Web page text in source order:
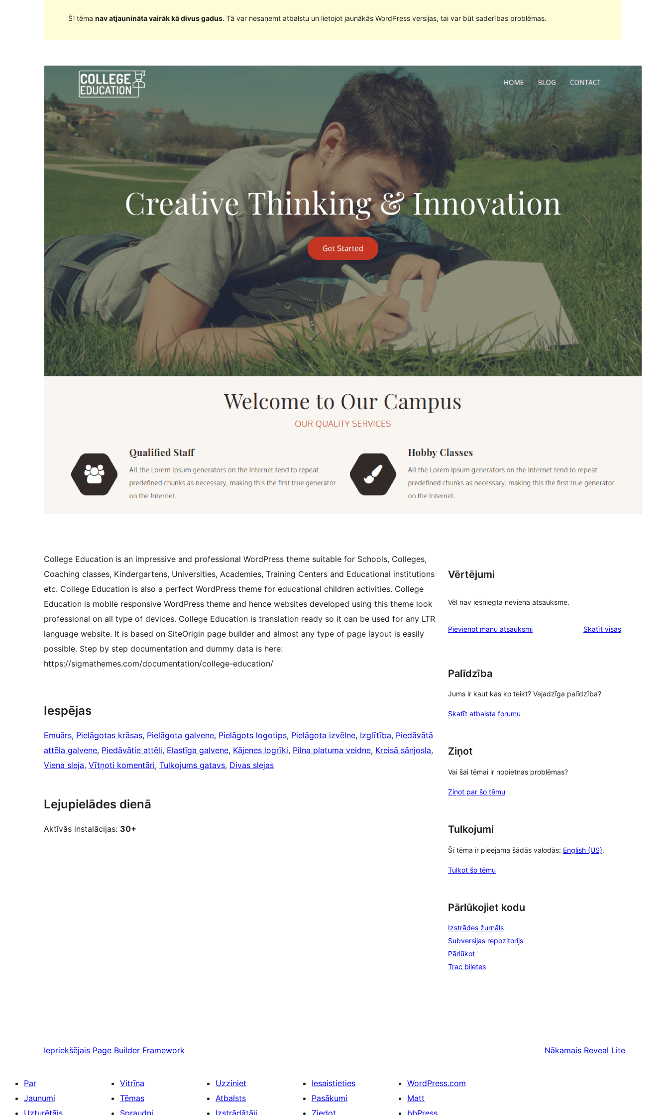
Šī tēma nav atjaunināta vairāk kā divus gadus. Tā var nesaņemt atbalstu un lietojot jaunākās WordPress versijas, tai var būt saderības problēmas.
Pārskati Lejupielādēt
1.1.2
Pēdējoreiz atjaunināts
31 marts, 2022
Aktīvas instalācijas
WordPress versija
PHP versija
Tēmas sākumlapa
College Education is an impressive and professional WordPress theme suitable for Schools, Colleges,
Coaching classes, Kindergartens, Universities, Academies, Training Centers and Educational institutions
etc. College Education is also a perfect WordPress theme for educational children activities. College
Education is mobile responsive WordPress theme and hence websites developed using this theme look
professional on all type of devices. College Education is translation ready so it can be used for any LTR
language website. It is based on SiteOrigin page builder and almost any type of page layout is easily
possible. Step by step documentation and dummy data is here:
https://sigmathemes.com/documentation/college-education/
Iespējas
Emuārs, Pielāgotas krāsas, Pielāgota galvene, Pielāgots logotips, Pielāgota izvēlne, Izglītība, Piedāvātā
attēla galvene, Piedāvātie attēli, Elastīga galvene, Kājenes logrīki, Pilna platuma veidne, Kreisā sānjosla
Viena sleja, Vītņoti komentāri, Tulkojums gatavs, Divas slejas
Lejupielādes dienā
Aktīvās instalācijas: 30+
Vērtējumi
Vēl nav iesniegta neviena atsauksme.
Pievienot manu atsauksmi Skatīt visasatsauksmes
Palīdzība
Jums ir kaut kas ko teikt? Vajadzīga palīdzība?
Skatīt atbalsta forumu
Ziņot
Vai šai tēmai ir nopietnas problēmas?
Ziņot par šo tēmu
Tulkojumi
Šī tēma ir pieejama šādās valodās: English (US).
Tulkot šo tēmu
Pārlūkojiet kodu
Izstrādes žurnāls
Subversijas repozitorijs
Pārlūkot
Trac biļetes
Iepriekšējais Page Builder Framework Nākamais Reveal Lite
Par
Jaunumi
Vitrīna
Tēmas
Uzziniet
Atbalsts
Iesaistieties
Pasākumi
WordPress.com
Matt